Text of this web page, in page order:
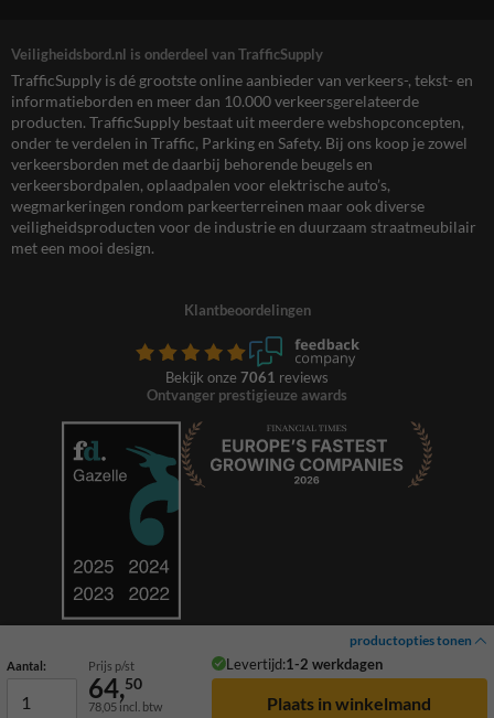
productopties tonen
Aantal: Prijs p/st Levertijd:1-2 werkdagen
64,50
78,05 incl. btw
Veiligheidsbord.nl is onderdeel van TrafficSupply
TrafficSupply is dé grootste online aanbieder van verkeers-, tekst- en
informatieborden en meer dan 10.000 verkeersgerelateerde
producten. TrafficSupply bestaat uit meerdere webshopconcepten,
onder te verdelen in Traffic, Parking en Safety. Bij ons koop je zowel
verkeersborden met de daarbij behorende beugels en
verkeersbordpalen, oplaadpalen voor elektrische auto’s,
wegmarkeringen rondom parkeerterreinen maar ook diverse
veiligheidsproducten voor de industrie en duurzaam straatmeubilair
met een mooi design.
Klantbeoordelingen
Bekijk onze 7061 reviews
Ontvanger prestigieuze awards
© 2026 TrafficSupply. Alle rechten voorbehouden.